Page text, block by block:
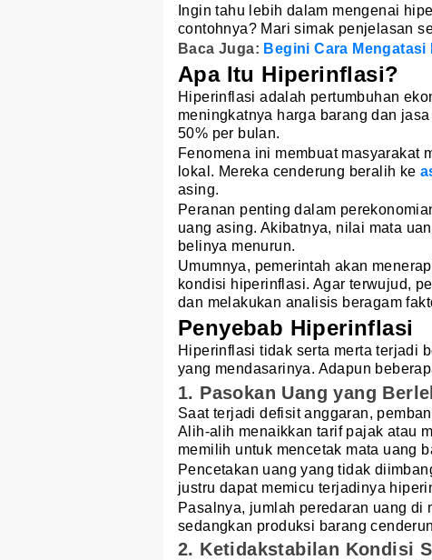
Ingin tahu lebih dalam mengenai
contohnya? Mari simak penjelasan
Baca Juga: Begini Cara
Apa Itu Hiperinflasi?
Hiperinflasi adalah pertumbuhan
meningkatnya harga barang dan
50% per bulan.
Fenomena ini membuat masyarakat
lokal. Mereka cenderung beralih ke
asing.
Peranan penting dalam
uang asing. Akibatnya, nilai mata
belinya menurun.
Umumnya, pemerintah akan
kondisi hiperinflasi. Agar terwujud,
dan melakukan analisis beragam
Penyebab Hiperinflasi
Hiperinflasi tidak serta merta terjadi
yang mendasarinya. Adapun
1. Pasokan Uang yang
Saat terjadi defisit anggaran,
Alih-alih menaikkan tarif pajak atau
memilih untuk mencetak mata uang
Pencetakan uang yang tidak
justru dapat memicu terjadinya
Pasalnya, jumlah peredaran uang di
sedangkan produksi barang
2. Ketidakstabilan Kondisi